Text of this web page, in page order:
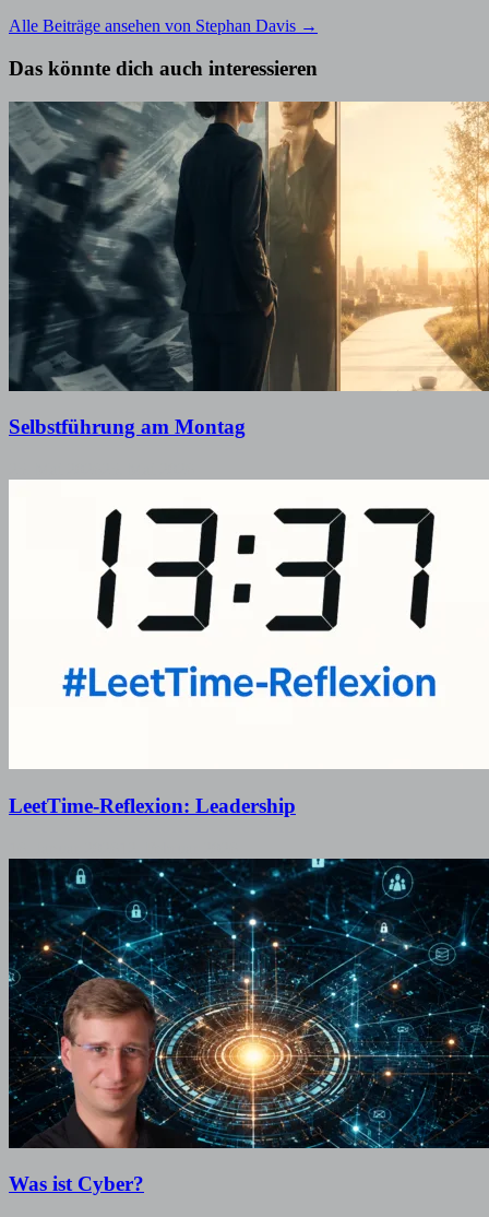
Alle Beiträge ansehen von Stephan Davis →
Das könnte dich auch interessieren
Selbstführung am Montag
LeetTime-Reflexion: Leadership
Was ist Cyber?